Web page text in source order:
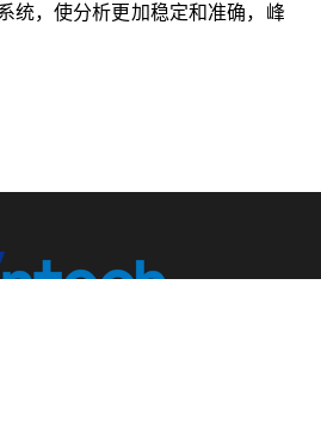
统，使分析更加稳定和准确，峰